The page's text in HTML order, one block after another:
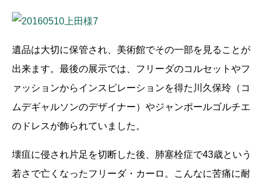
遺品は大切に保管され、美術館でその一部を見ることが
出来ます。最後の展示では、フリーダのコルセットやフ
ァッションからインスピレーションを得た川久保玲（コ
ムデギャルソンのデザイナー）やジャンポールゴルチエ
のドレスが飾られていました。
壊疽に侵され片足を切断した後、肺塞栓症で43歳という
若さで亡くなったフリーダ・カーロ。こんなに苦痛に耐